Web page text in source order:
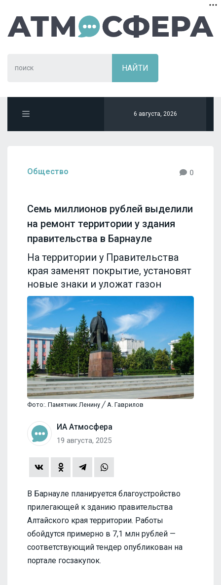
6 августа, 2026
Общество 0
Семь миллионов рублей выделили
на ремонт территории у здания
правительства в Барнауле
На территории у Правительства
края заменят покрытие, установят
новые знаки и уложат газон
Фото:. Памятник Ленину ╱ А. Гаврилов
ИА Атмосфера
19 августа, 2025
В Барнауле планируется благоустройство
прилегающей к зданию правительства
Алтайского края территории. Работы
обойдутся примерно в 7,1 млн рублей —
соответствующий тендер опубликован на
портале госзакупок.